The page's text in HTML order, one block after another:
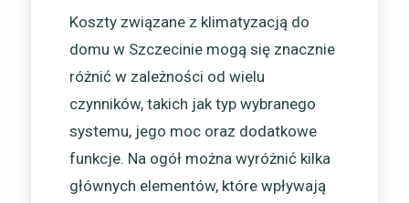
Koszty związane z klimatyzacją do
domu w Szczecinie mogą się znacznie
różnić w zależności od wielu
czynników, takich jak typ wybranego
systemu, jego moc oraz dodatkowe
funkcje. Na ogół można wyróżnić kilka
głównych elementów, które wpływają